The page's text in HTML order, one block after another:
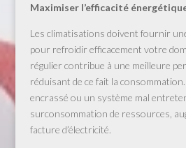
Maximiser l’efficacité
Les climatisations doivent fournir
pour refroidir efficacement votre
régulier contribue à une meilleure
réduisant de ce fait la
encrassé ou un système mal
surconsommation de ressources,
facture d’électricité.